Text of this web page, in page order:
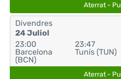
Aterrat -
Divendres
24 Juliol
23:00
Barcelona
(BCN)
23:47
Tunís (TUN)
Aterrat -